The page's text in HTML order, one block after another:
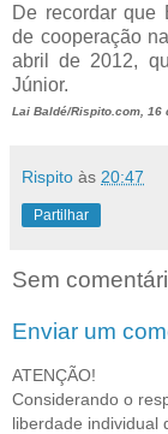
De recordar que
de cooperação
abril de 2012,
Júnior.
Lai Baldé/Rispito.com, 16
Rispito às 20:47
Partilhar
Sem
Enviar um
ATENÇÃO!
Considerando o
liberdade individual